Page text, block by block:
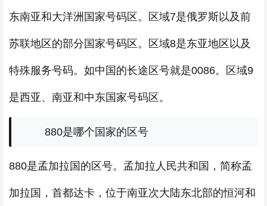
东南亚和大洋洲国家号码区。区域7是俄罗斯以及前
苏联地区的部分国家号码区。区域8是东亚地区以及
特殊服务号码。如中国的长途区号就是0086。区域9
是西亚、南亚和中东国家号码区。
880是哪个国家的区号
880是孟加拉国的区号。孟加拉人民共和国，简称孟
加拉国，首都达卡，位于南亚次大陆东北部的恒河和